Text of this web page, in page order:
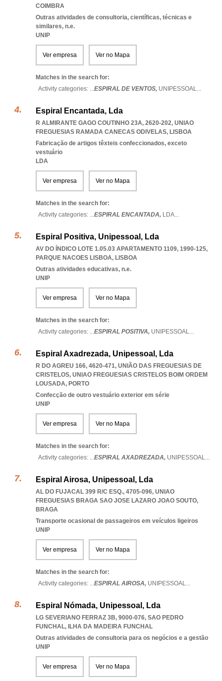
COIMBRA
Outras atividades de consultoria, científicas, técnicas e
similares, n.e.
UNIP
Ver empresa Ver no Mapa
Matches in the search for:
Activity categories: ...ESPIRAL DE VENTOS, UNIPESSOAL...
Espiral Encantada, Lda
R ALMIRANTE GAGO COUTINHO 23A, 2620-202, UNIAO
FREGUESIAS RAMADA CANECAS ODIVELAS, LISBOA
Fabricação de artigos têxteis confeccionados, exceto
vestuário
LDA
Ver empresa Ver no Mapa
Matches in the search for:
Activity categories: ...ESPIRAL ENCANTADA, LDA...
Espiral Positiva, Unipessoal, Lda
AV DO ÍNDICO LOTE 1.05.03 APARTAMENTO 1109, 1990-125,
PARQUE NACOES LISBOA, LISBOA
Outras atividades educativas, n.e.
UNIP
Ver empresa Ver no Mapa
Matches in the search for:
Activity categories: ...ESPIRAL POSITIVA, UNIPESSOAL...
Espiral Axadrezada, Unipessoal, Lda
R DO AGREU 166, 4620-471, UNIÃO DAS FREGUESIAS DE
CRISTELOS, UNIAO FREGUESIAS CRISTELOS BOIM ORDEM
LOUSADA, PORTO
Confecção de outro vestuário exterior em série
UNIP
Ver empresa Ver no Mapa
Matches in the search for:
Activity categories: ...ESPIRAL AXADREZADA, UNIPESSOAL...
Espiral Airosa, Unipessoal, Lda
AL DO FUJACAL 399 R/C ESQ., 4705-096, UNIAO
FREGUESIAS BRAGA SAO JOSE LAZARO JOAO SOUTO,
BRAGA
Transporte ocasional de passageiros em veículos ligeiros
UNIP
Ver empresa Ver no Mapa
Matches in the search for:
Activity categories: ...ESPIRAL AIROSA, UNIPESSOAL...
Espiral Nómada, Unipessoal, Lda
LG SEVERIANO FERRAZ 3B, 9000-076, SAO PEDRO
FUNCHAL, ILHA DA MADEIRA FUNCHAL
Outras atividades de consultoria para os negócios e a gestão
UNIP
Ver empresa Ver no Mapa